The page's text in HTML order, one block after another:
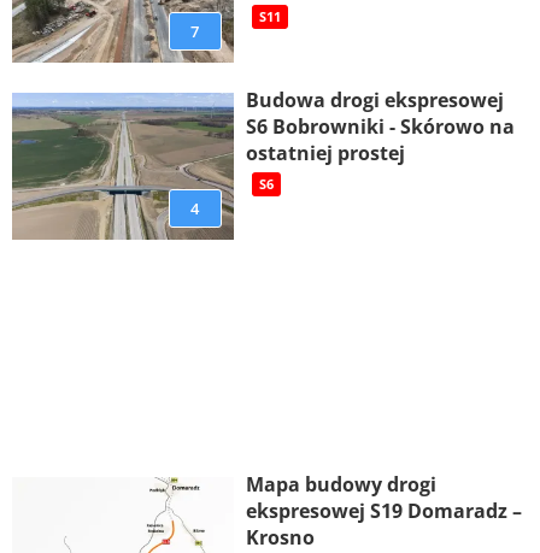
7
S11
4
Budowa drogi ekspresowej
S6 Bobrowniki - Skórowo na
ostatniej prostej
S6
Mapa budowy drogi
ekspresowej S19 Domaradz –
Krosno